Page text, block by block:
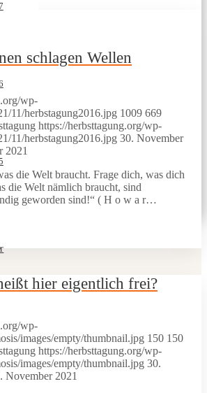
schlagen Wellen
wp-
11/herbstagung2016.jpg 1009 669
https://herbsttagung.org/wp-
11/herbstagung2016.jpg 30. November
2021
die Welt braucht. Frage dich, was dich
die Welt nämlich braucht, sind
geworden sind!“ ( H o w a r…
hier eigentlich frei?
wp-
images/empty/thumbnail.jpg 150 150
https://herbsttagung.org/wp-
images/empty/thumbnail.jpg 30.
November 2021